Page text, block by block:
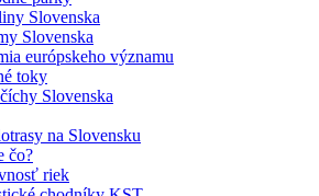
Slovenska
Slovenska
európskeho významu
toky
Slovenska
na Slovensku
čo?
riek